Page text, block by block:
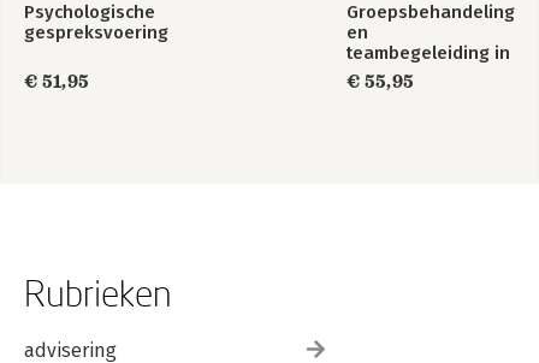
Psychologische
gespreksvoering
€ 51,95
Groepsbehandeling
en
teambegeleiding in
de zorg
€ 55,95
Rubrieken
advisering